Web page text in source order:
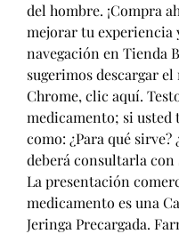
del hombre. ¡Compra
mejorar tu experiencia
navegación en Tienda
sugerimos descargar el
Chrome, clic aquí.
medicamento; si usted
como: ¿Para qué sirve?
deberá consultarla con
La presentación
medicamento es una
Jeringa Precargada.